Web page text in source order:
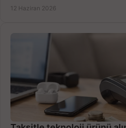
12 Haziran 2026